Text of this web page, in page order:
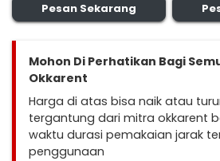
Pesan Sekarang
Mohon Di Perhatikan Bagi
Okkarent
Harga di atas bisa naik atau
tergantung dari mitra okkarent
waktu durasi pemakaian jarak
penggunaan